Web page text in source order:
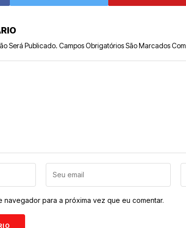
Será Publicado. Campos Obrigatórios São Marcados Com
navegador para a próxima vez que eu comentar.